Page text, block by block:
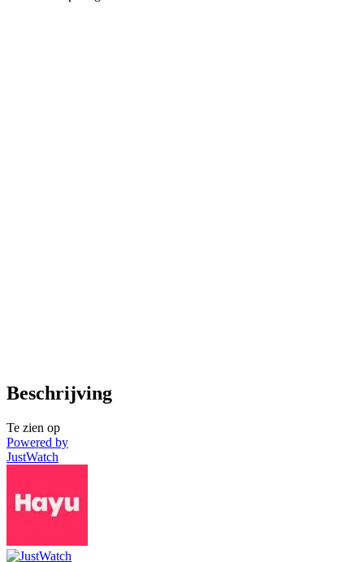
Beschrijving
Te zien op
Powered by
JustWatch